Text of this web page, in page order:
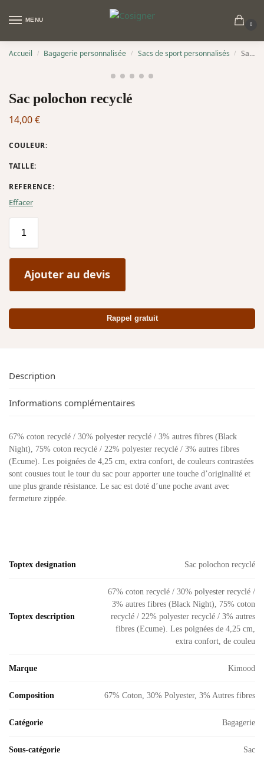
MENU
0
Accueil / Bagagerie personnalisée / Sacs de sport personnalisés / Sac polochon recyclé
Sac polochon recyclé
14,00€
COULEUR:
TAILLE:
REFERENCE:
Effacer
Ajouter au devis
Rappel gratuit
Description
Informations complémentaires
67% coton recyclé / 30% polyester recyclé / 3% autres fibres (Black
Night), 75% coton recyclé / 22% polyester recyclé / 3% autres fibres
(Ecume). Les poignées de 4,25 cm, extra confort, de couleurs contrastées
sont cousues tout le tour du sac pour apporter une touche d’originalité et
une plus grande résistance. Le sac est doté d’une poche avant avec
fermeture zippée.
Toptex designation Sac polochon recyclé
Toptex description
67% coton recyclé / 30% polyester recyclé /
3% autres fibres (Black Night), 75% coton
recyclé / 22% polyester recyclé / 3% autres
fibres (Ecume). Les poignées de 4,25 cm,
extra confort, de couleu
Marque Kimood
Composition 67% Coton, 30% Polyester, 3% Autres fibres
Catégorie Bagagerie
Sous-catégorie Sac